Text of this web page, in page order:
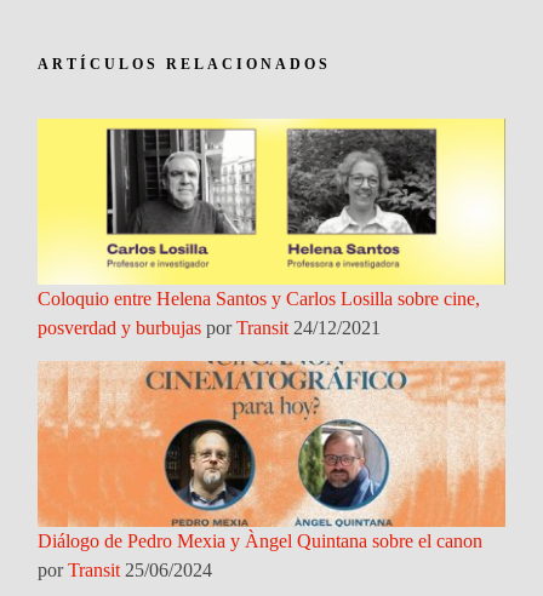
ARTÍCULOS RELACIONADOS
Coloquio entre Helena Santos y Carlos Losilla sobre cine,
posverdad y burbujas porTransit 24/12/2021
Diálogo de Pedro Mexia y Àngel Quintana sobre el canon
porTransit 25/06/2024